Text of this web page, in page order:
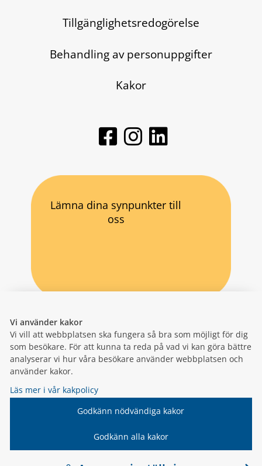
Vi använder kakor
Vi vill att webbplatsen ska fungera så bra som möjligt för dig
som besökare. För att kunna ta reda på vad vi kan göra bättre
analyserar vi hur våra besökare använder webbplatsen och
använder kakor.
Läs mer i vår kakpolicy
Godkänn nödvändiga kakor
Godkänn alla kakor
Tillgänglighetsredogörelse
Behandling av personuppgifter
Kakor
Lämna dina synpunkter till
oss